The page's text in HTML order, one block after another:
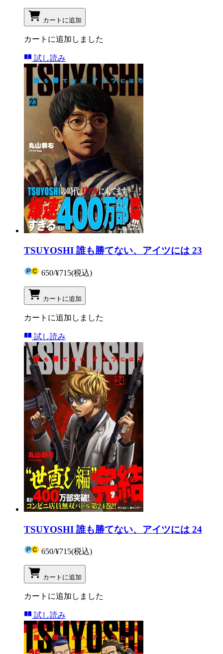
カートに追加
カートに追加しました
試し読み
TSUYOSHI 誰も勝てない、アイツには 23
650/¥715(税込)
カートに追加
カートに追加しました
試し読み
TSUYOSHI 誰も勝てない、アイツには 24
650/¥715(税込)
カートに追加
カートに追加しました
試し読み